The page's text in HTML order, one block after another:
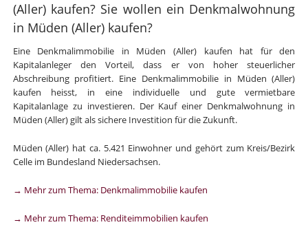
(Aller) kaufen? Sie wollen ein Denkmalwohnung
in Müden (Aller) kaufen?
Eine Denkmalimmobilie in Müden (Aller) kaufen hat für den
Kapitalanleger den Vorteil, dass er von hoher steuerlicher
Abschreibung profitiert. Eine Denkmalimmobilie in Müden (Aller)
kaufen heisst, in eine individuelle und gute vermietbare
Kapitalanlage zu investieren. Der Kauf einer Denkmalwohnung in
Müden (Aller) gilt als sichere Investition für die Zukunft.
Müden (Aller) hat ca. 5.421 Einwohner und gehört zum Kreis/Bezirk
Celle im Bundesland Niedersachsen.
→ Mehr zum Thema: Denkmalimmobilie kaufen
→ Mehr zum Thema: Renditeimmobilien kaufen